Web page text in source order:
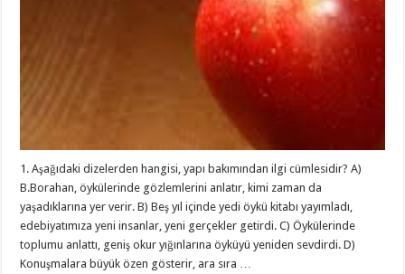
1. Aşağıdaki dizelerden hangisi, yapı bakımından ilgi cümlesidir? A)
B.Borahan, öykülerinde gözlemlerini anlatır, kimi zaman da
yaşadıklarına yer verir. B) Beş yıl içinde yedi öykü kitabı yayımladı,
edebiyatımıza yeni insanlar, yeni gerçekler getirdi. C) Öykülerinde
toplumu anlattı, geniş okur yığınlarına öyküyü yeniden sevdirdi. D)
Konuşmalara büyük özen gösterir, ara sıra …